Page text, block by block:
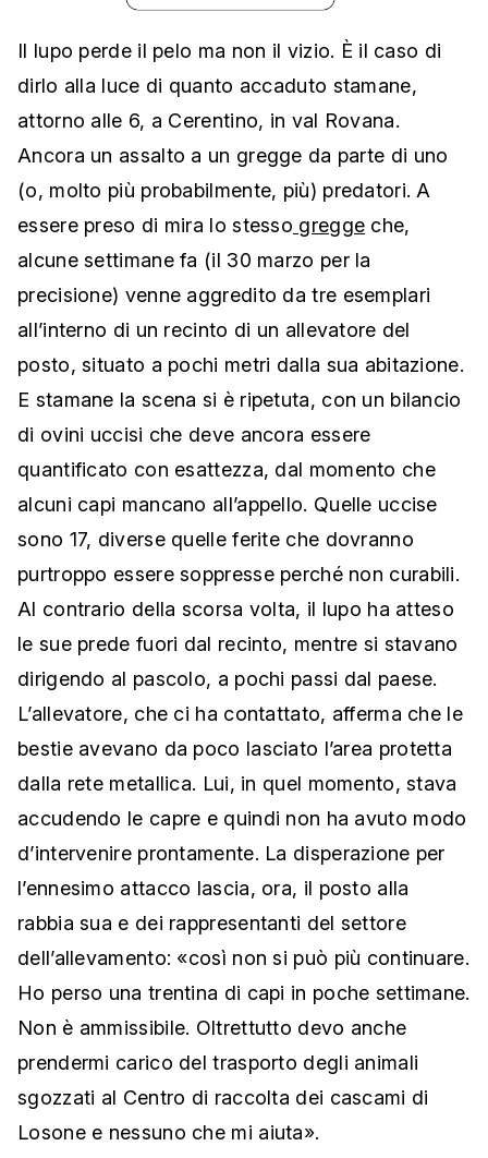
Il lupo perde il pelo ma non il vizio. È il caso di
dirlo alla luce di quanto accaduto stamane,
attorno alle 6, a Cerentino, in val Rovana.
Ancora un assalto a un gregge da parte di uno
(o, molto più probabilmente, più) predatori. A
essere preso di mira lo stesso gregge che,
alcune settimane fa (il 30 marzo per la
precisione) venne aggredito da tre esemplari
all’interno di un recinto di un allevatore del
posto, situato a pochi metri dalla sua abitazione.
E stamane la scena si è ripetuta, con un bilancio
di ovini uccisi che deve ancora essere
quantificato con esattezza, dal momento che
alcuni capi mancano all’appello. Quelle uccise
sono 17, diverse quelle ferite che dovranno
purtroppo essere soppresse perché non curabili.
Al contrario della scorsa volta, il lupo ha atteso
le sue prede fuori dal recinto, mentre si stavano
dirigendo al pascolo, a pochi passi dal paese.
L’allevatore, che ci ha contattato, afferma che le
bestie avevano da poco lasciato l’area protetta
dalla rete metallica. Lui, in quel momento, stava
accudendo le capre e quindi non ha avuto modo
d’intervenire prontamente. La disperazione per
l’ennesimo attacco lascia, ora, il posto alla
rabbia sua e dei rappresentanti del settore
dell’allevamento: «così non si può più continuare.
Ho perso una trentina di capi in poche settimane.
Non è ammissibile. Oltrettutto devo anche
prendermi carico del trasporto degli animali
sgozzati al Centro di raccolta dei cascami di
Losone e nessuno che mi aiuta».